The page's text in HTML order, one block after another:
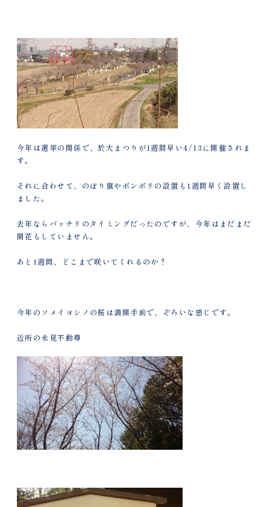
今年は選挙の関係で、於大まつりが1週間早い4/13に開催されま
す。
それに合わせて、のぼり旗やボンボリの設置も1週間早く設置し
ました。
去年ならバッチリのタイミングだったのですが、今年はまだまだ
開花もしていません。
あと1週間、どこまで咲いてくれるのか？
今年のソメイヨシノの桜は満開手前で、ぞろいな感じです。
近所の永見不動尊